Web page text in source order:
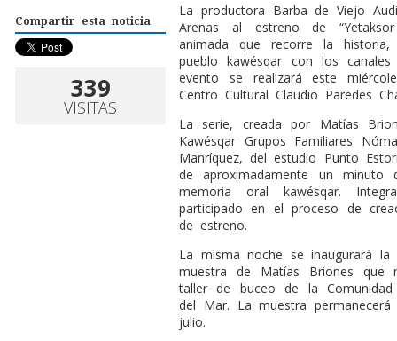
Compartir esta noticia
339
VISITAS
La productora Barba de Viejo
Arenas al estreno de
animada que recorre la
pueblo kawésqar con los
evento se realizará este
Centro Cultural Claudio Paredes
La serie, creada por Matías
Kawésqar Grupos Familiares
Manríquez, del estudio Punto
de aproximadamente un
memoria oral kawésqar.
participado en el proceso de
de estreno.
La misma noche se inaugurará la
muestra de Matías Briones que
taller de buceo de la Comunidad
del Mar. La muestra
julio.